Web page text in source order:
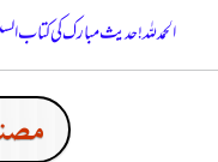
الحمدللہ! حدیث مبارک کی کتاب